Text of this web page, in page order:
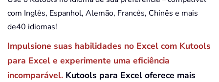
com Inglês, Espanhol, Alemão, Francês, Chinês e mais
de40 idiomas!
Impulsione suas habilidades no Excel com Kutools
para Excel e experimente uma eficiência
incomparável. Kutools para Excel oferece mais